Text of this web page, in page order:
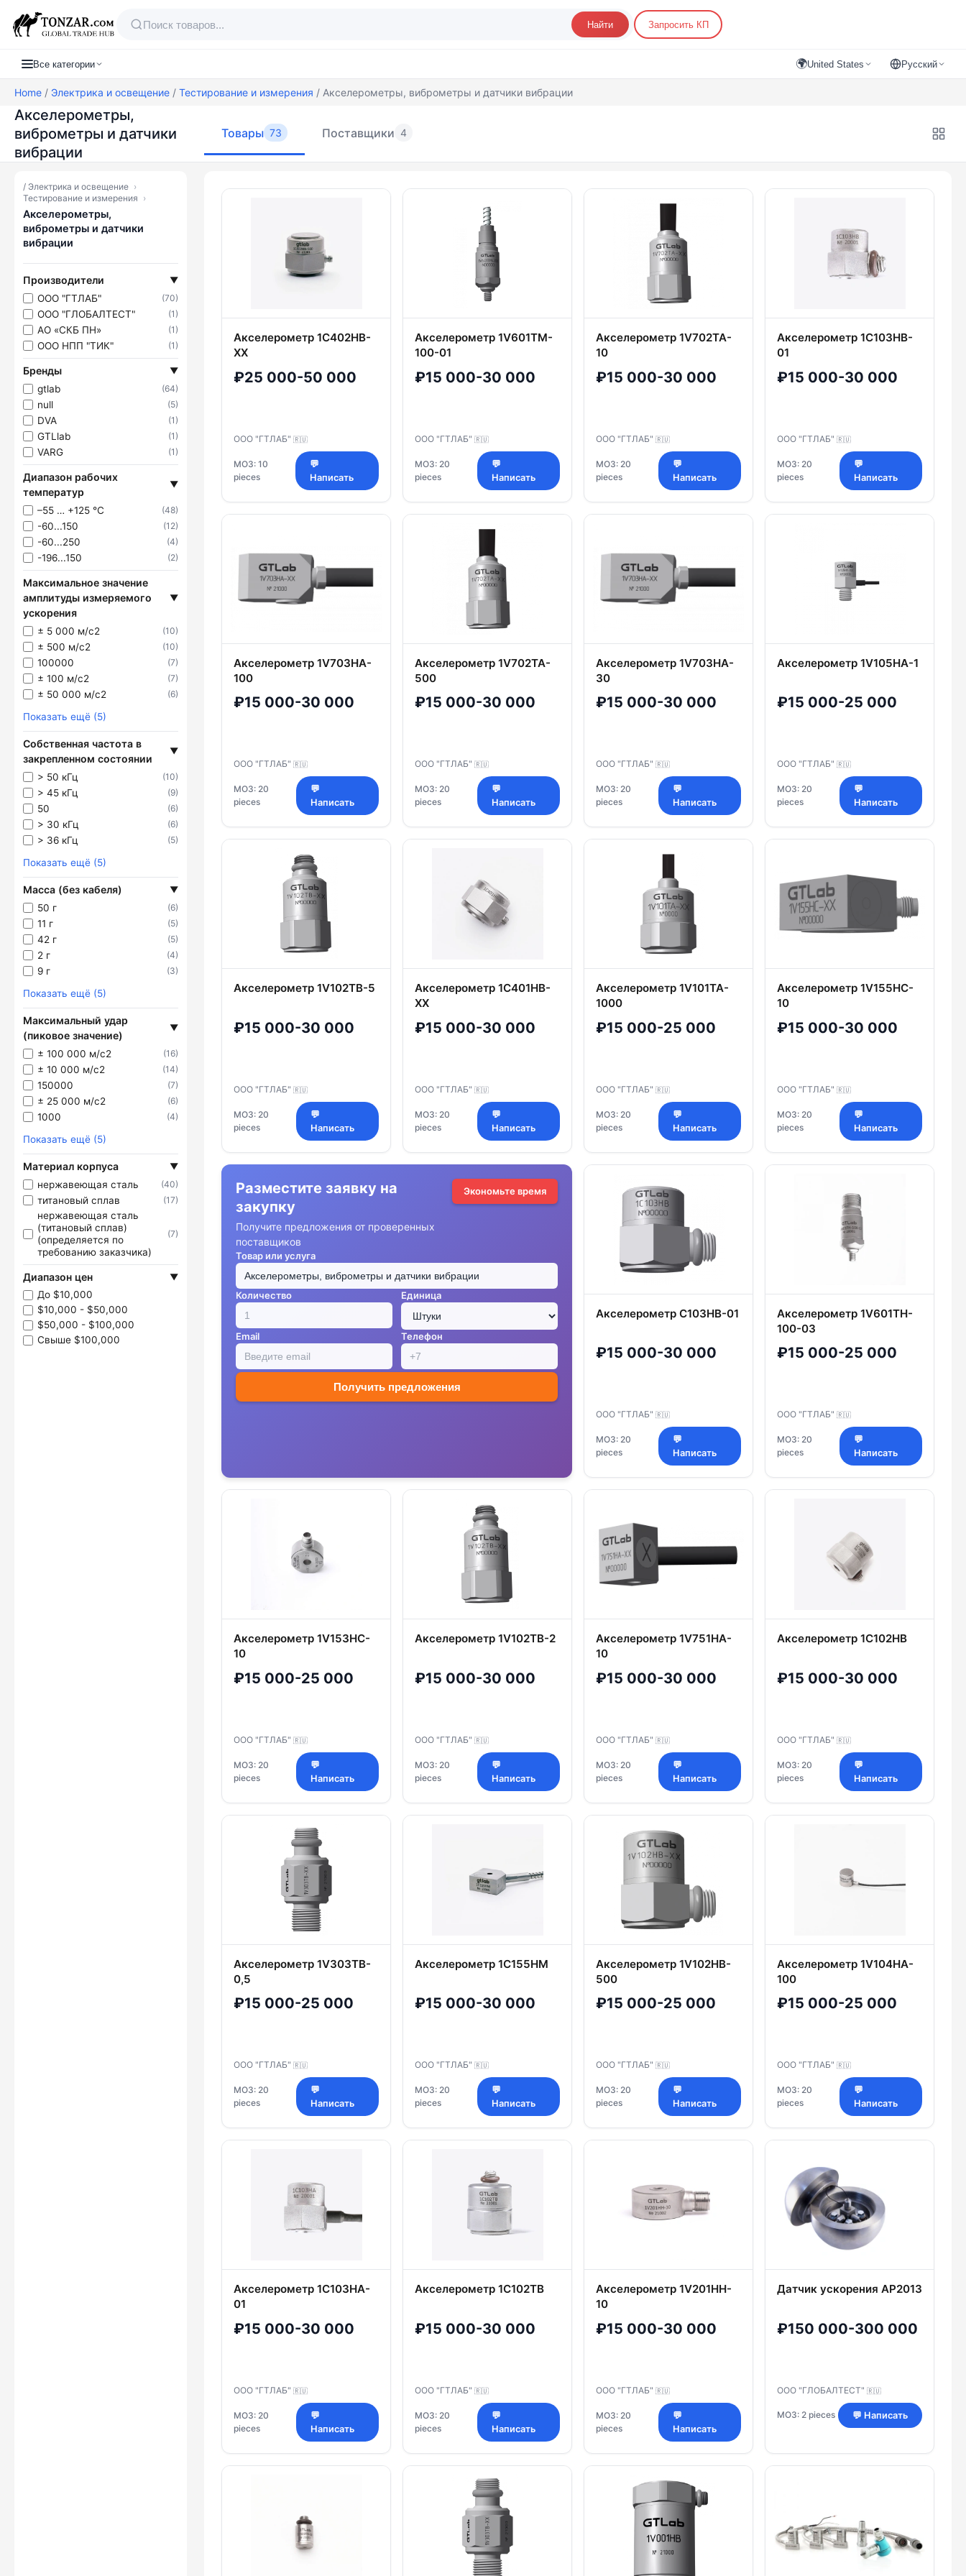
Найти Запросить КП
Все категории 🌍United States Русский
Home / Электрика и освещение / Тестирование и измерения / Акселерометры, виброметры и датчики вибрации
Акселерометры,
виброметры и датчики
вибрации
Товары 73 Поставщики 4
/ Электрика и освещение ›
Тестирование и измерения ›
Акселерометры,
виброметры и датчики
вибрации
Производители ▼
ООО "ГТЛАБ" (70)
ООО "ГЛОБАЛТЕСТ" (1)
АО «СКБ ПН» (1)
ООО НПП "ТИК" (1)
Бренды ▼
gtlab (64)
null (5)
DVA (1)
GTLlab (1)
VARG (1)
Диапазон рабочих
температур
▼
–55 … +125 °С (48)
-60...150 (12)
-60...250 (4)
-196...150 (2)
Максимальное значение
амплитуды измеряемого
ускорения
▼
± 5 000 м/с2 (10)
± 500 м/с2 (10)
100000 (7)
± 100 м/с2 (7)
± 50 000 м/с2 (6)
Показать ещё (5)
Собственная частота в
закрепленном состоянии
▼
> 50 кГц (10)
> 45 кГц (9)
50 (6)
> 30 кГц (6)
> 36 кГц (5)
Показать ещё (5)
Масса (без кабеля) ▼
50 г (6)
11 г (5)
42 г (5)
2 г (4)
9 г (3)
Показать ещё (5)
Максимальный удар
(пиковое значение)
▼
± 100 000 м/с2 (16)
± 10 000 м/с2 (14)
150000 (7)
± 25 000 м/с2 (6)
1000 (4)
Показать ещё (5)
Материал корпуса ▼
нержавеющая сталь (40)
титановый сплав (17)
нержавеющая сталь
(титановый сплав)
(определяется по
требованию заказчика)
(7)
Диапазон цен ▼
До $10,000
$10,000 - $50,000
$50,000 - $100,000
Свыше $100,000
Товары — Акселерометры, виброметры и датчики вибрации
Акселерометр 1C402HB-
XX
₽25 000-50 000
ООО "ГТЛАБ" 🇷🇺
МОЗ: 10
pieces
💬
Написать
Акселерометр 1V601TM-
100-01
₽15 000-30 000
ООО "ГТЛАБ" 🇷🇺
МОЗ: 20
pieces
💬
Написать
Акселерометр 1V702TA-
10
₽15 000-30 000
ООО "ГТЛАБ" 🇷🇺
МОЗ: 20
pieces
💬
Написать
Акселерометр 1C103HB-
01
₽15 000-30 000
ООО "ГТЛАБ" 🇷🇺
МОЗ: 20
pieces
💬
Написать
Акселерометр 1V703HA-
100
₽15 000-30 000
ООО "ГТЛАБ" 🇷🇺
МОЗ: 20
pieces
💬
Написать
Акселерометр 1V702TA-
500
₽15 000-30 000
ООО "ГТЛАБ" 🇷🇺
МОЗ: 20
pieces
💬
Написать
Акселерометр 1V703HA-
30
₽15 000-30 000
ООО "ГТЛАБ" 🇷🇺
МОЗ: 20
pieces
💬
Написать
Акселерометр 1V105HA-1
₽15 000-25 000
ООО "ГТЛАБ" 🇷🇺
МОЗ: 20
pieces
💬
Написать
Акселерометр 1V102TB-5
₽15 000-30 000
ООО "ГТЛАБ" 🇷🇺
МОЗ: 20
pieces
💬
Написать
Акселерометр 1C401HB-
XX
₽15 000-30 000
ООО "ГТЛАБ" 🇷🇺
МОЗ: 20
pieces
💬
Написать
Акселерометр 1V101TA-
1000
₽15 000-25 000
ООО "ГТЛАБ" 🇷🇺
МОЗ: 20
pieces
💬
Написать
Акселерометр 1V155HC-
10
₽15 000-30 000
ООО "ГТЛАБ" 🇷🇺
МОЗ: 20
pieces
💬
Написать
Разместите заявку на
закупку
Получите предложения от проверенных
поставщиков
Экономьте время
Товар или услуга
Количество Единица
Email Телефон
Получить предложения
Акселерометр C103HB-01
₽15 000-30 000
ООО "ГТЛАБ" 🇷🇺
МОЗ: 20
pieces
💬
Написать
Акселерометр 1V601TH-
100-03
₽15 000-25 000
ООО "ГТЛАБ" 🇷🇺
МОЗ: 20
pieces
💬
Написать
Акселерометр 1V153HC-
10
₽15 000-25 000
ООО "ГТЛАБ" 🇷🇺
МОЗ: 20
pieces
💬
Написать
Акселерометр 1V102TB-2
₽15 000-30 000
ООО "ГТЛАБ" 🇷🇺
МОЗ: 20
pieces
💬
Написать
Акселерометр 1V751HA-
10
₽15 000-30 000
ООО "ГТЛАБ" 🇷🇺
МОЗ: 20
pieces
💬
Написать
Акселерометр 1C102HB
₽15 000-30 000
ООО "ГТЛАБ" 🇷🇺
МОЗ: 20
pieces
💬
Написать
Акселерометр 1V303TB-
0,5
₽15 000-25 000
ООО "ГТЛАБ" 🇷🇺
МОЗ: 20
pieces
💬
Написать
Акселерометр 1C155НM
₽15 000-30 000
ООО "ГТЛАБ" 🇷🇺
МОЗ: 20
pieces
💬
Написать
Акселерометр 1V102HB-
500
₽15 000-25 000
ООО "ГТЛАБ" 🇷🇺
МОЗ: 20
pieces
💬
Написать
Акселерометр 1V104HA-
100
₽15 000-25 000
ООО "ГТЛАБ" 🇷🇺
МОЗ: 20
pieces
💬
Написать
Акселерометр 1C103HA-
01
₽15 000-30 000
ООО "ГТЛАБ" 🇷🇺
МОЗ: 20
pieces
💬
Написать
Акселерометр 1C102TB
₽15 000-30 000
ООО "ГТЛАБ" 🇷🇺
МОЗ: 20
pieces
💬
Написать
Акселерометр 1V201HH-
10
₽15 000-30 000
ООО "ГТЛАБ" 🇷🇺
МОЗ: 20
pieces
💬
Написать
Датчик ускорения АР2013
₽150 000-300 000
ООО "ГЛОБАЛТЕСТ" 🇷🇺
МОЗ: 2 pieces 💬 Написать